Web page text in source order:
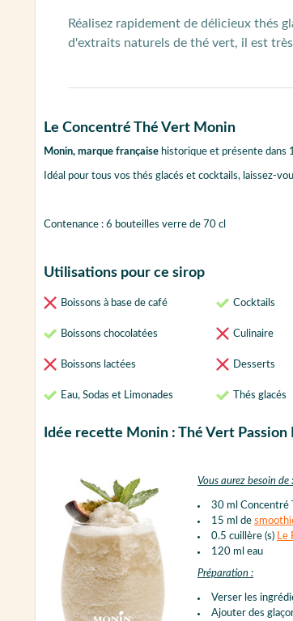
Réalisez rapidement de délicieux thés
d'extraits naturels de thé vert, il est
Le Concentré Thé Vert Monin
Monin, marque française historique et présente dans
Idéal pour tous vos thés glacés et cocktails, laissez-
Contenance : 6 bouteilles verre de 70 cl
Utilisations pour ce sirop
Boissons à base de café
Boissons chocolatées
Boissons lactées
Eau, Sodas et Limonades
Cocktails
Culinaire
Desserts
Thés glacés
Idée recette Monin : Thé Vert Passion
Vous aurez besoin de :
30 ml Concentré
15 ml de
0.5 cuillère (s) Le
120 ml eau
Préparation :
Verser les
Ajouter des